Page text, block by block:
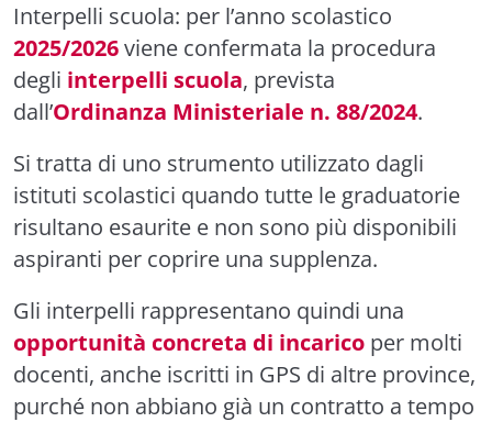
Interpelli scuola: per l’anno scolastico
2025/2026viene confermata la procedura
degli interpelli scuola, prevista
dall’Ordinanza Ministeriale n. 88/2024.
Si tratta di uno strumento utilizzato dagli
istituti scolastici quando tutte le graduatorie
risultano esaurite e non sono più disponibili
aspiranti per coprire una supplenza.
Gli interpelli rappresentano quindi una
opportunità concreta di incarico per molti
docenti, anche iscritti in GPS di altre province,
purché non abbiano già un contratto a tempo